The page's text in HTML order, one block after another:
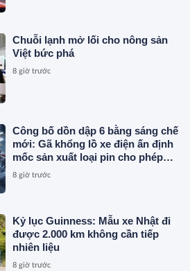
Chuỗi lạnh mở lối cho nông sản
Việt bức phá
8 giờ trước
Công bố dồn dập 6 bằng sáng chế
mới: Gã khổng lồ xe điện ấn định
mốc sản xuất loại pin cho phép
sạc 1 lần đi từ Hà Nội đến TP.HCM
8 giờ trước
Kỷ lục Guinness: Mẫu xe Nhật đi
được 2.000 km không cần tiếp
nhiên liệu
8 giờ trước